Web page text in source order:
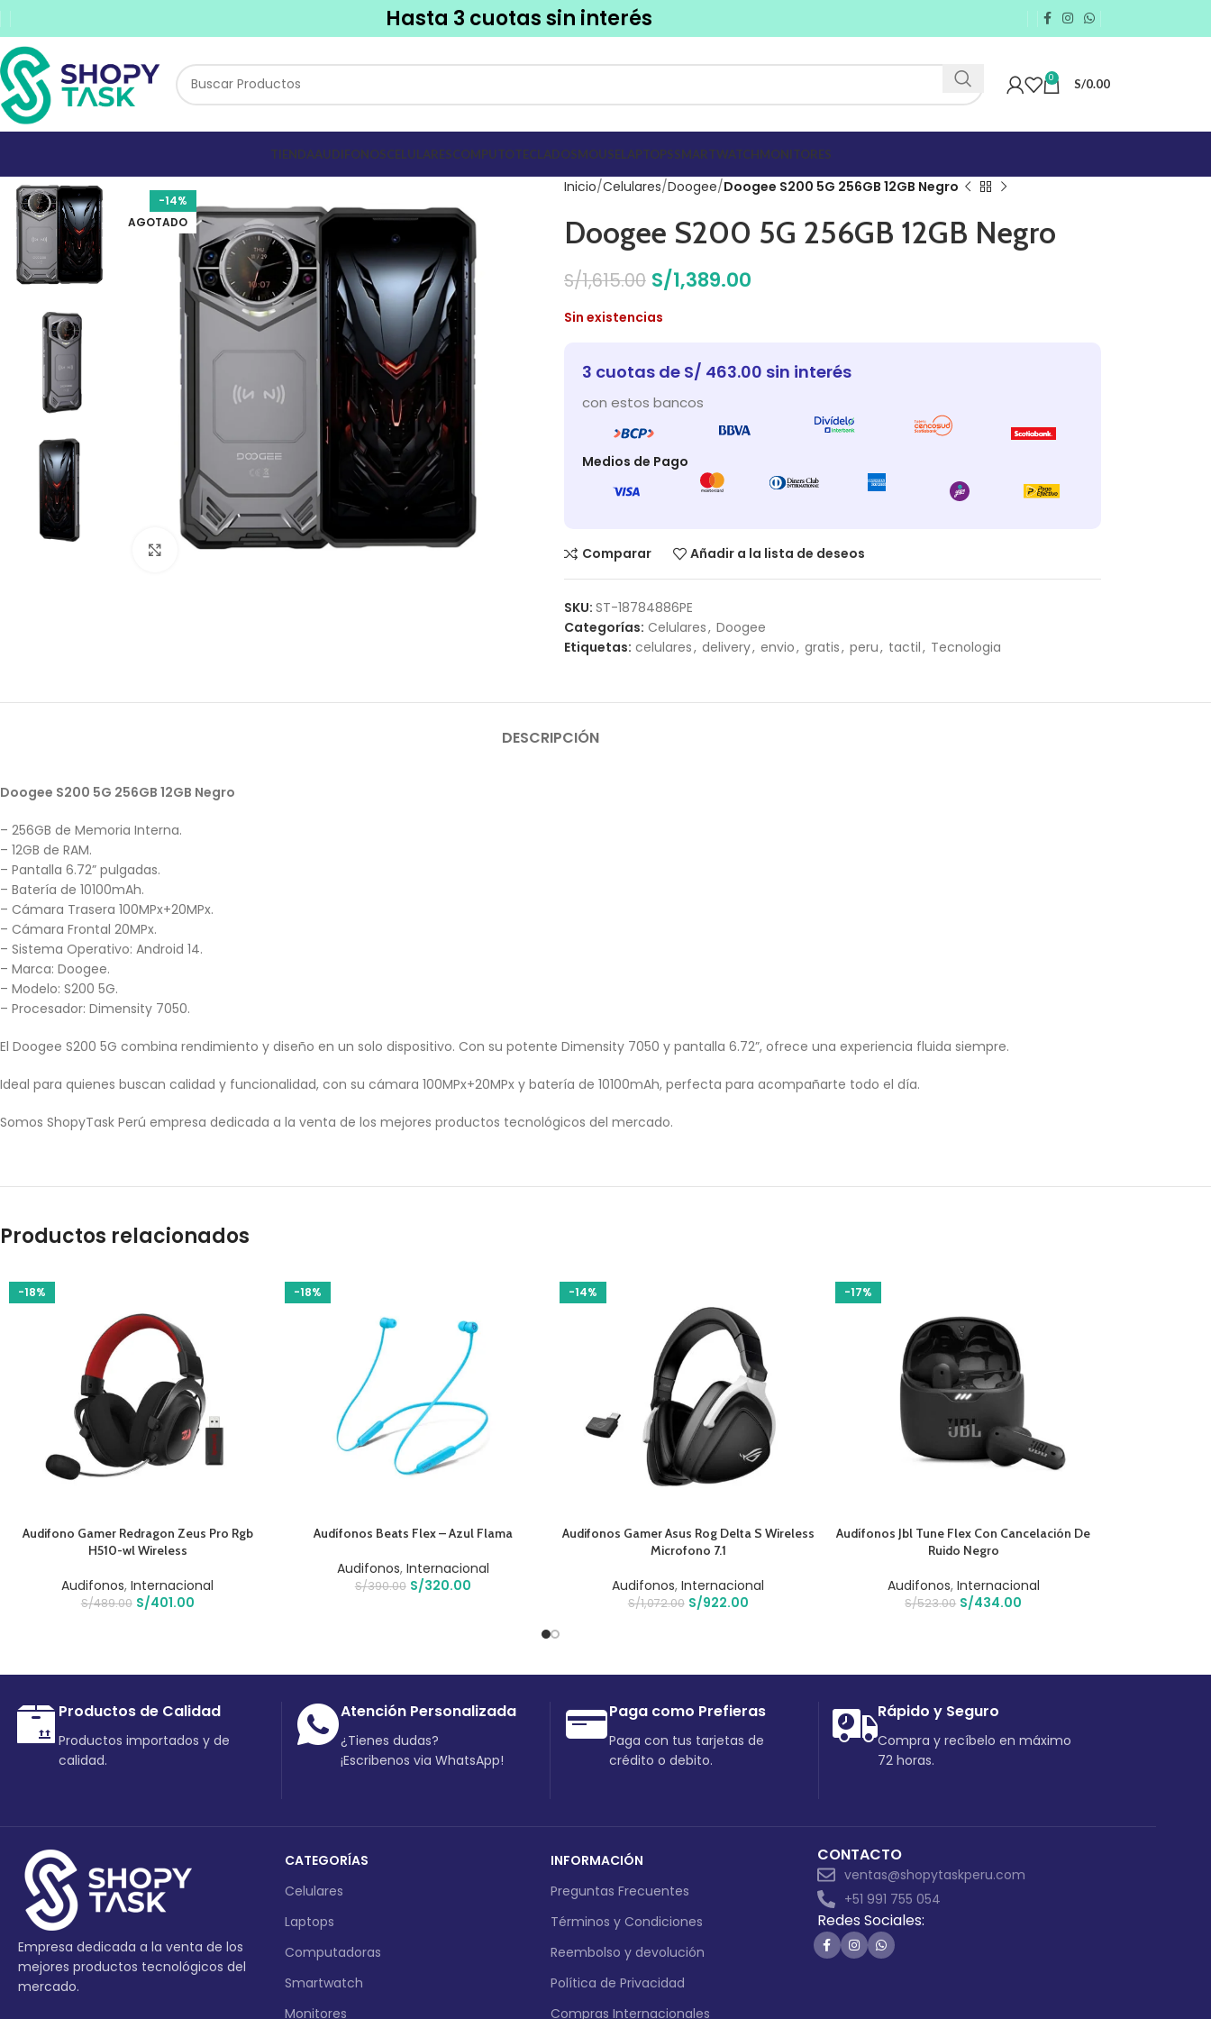
Hasta 3 cuotas sin interés
0 S/0.00
TIENDAAUDIFONOSCELULARESCOMPUTOTECLADOSMOUSELAPTOPSSMARTWATCHMONITORES
-14%
AGOTADO
Click to enlarge
Inicio Celulares Doogee Doogee S200 5G 256GB 12GB Negro
Doogee S200 5G 256GB 12GB Negro
S/1,615.00 S/1,389.00
Sin existencias
3 cuotas de S/ 463.00 sin interés
con estos bancos
Medios de Pago
Comparar Añadir a la lista de deseos
SKU: ST-18784886PE
Categorías: Celulares, Doogee
Etiquetas: celulares, delivery, envio, gratis, peru, tactil, Tecnologia
DESCRIPCIÓN
Doogee S200 5G 256GB 12GB Negro
– 256GB de Memoria Interna.
– 12GB de RAM.
– Pantalla 6.72” pulgadas.
– Batería de 10100mAh.
– Cámara Trasera 100MPx+20MPx.
– Cámara Frontal 20MPx.
– Sistema Operativo: Android 14.
– Marca: Doogee.
– Modelo: S200 5G.
– Procesador: Dimensity 7050.
El Doogee S200 5G combina rendimiento y diseño en un solo dispositivo. Con su potente Dimensity 7050 y pantalla 6.72”, ofrece una experiencia fluida siempre.
Ideal para quienes buscan calidad y funcionalidad, con su cámara 100MPx+20MPx y batería de 10100mAh, perfecta para acompañarte todo el día.
Somos ShopyTask Perú empresa dedicada a la venta de los mejores productos tecnológicos del mercado.
Productos relacionados
-18%
AÑADIR AL CARRITO
Audifono Gamer Redragon Zeus Pro Rgb
H510-wl Wireless
Audifonos,Internacional
S/489.00 S/401.00
-18%
AÑADIR AL CARRITO
Audífonos Beats Flex – Azul Flama
Audifonos, Internacional
S/390.00 S/320.00
-14%
AÑADIR AL CARRITO
Audifonos Gamer Asus Rog Delta S Wireless
Microfono 7.1
Audifonos,Internacional
S/1,072.00 S/922.00
-17%
AÑADIR AL CARRITO
Audífonos Jbl Tune Flex Con Cancelación De
Ruido Negro
Audifonos, Internacional
S/523.00 S/434.00
Productos de Calidad
Productos importados y de
calidad.
Atención Personalizada
¿Tienes dudas?
¡Escribenos via WhatsApp!
Paga como Prefieras
Paga con tus tarjetas de
crédito o debito.
Rápido y Seguro
Compra y recíbelo en máximo
72 horas.
Empresa dedicada a la venta de los
mejores productos tecnológicos del
mercado.
CATEGORÍAS
Celulares
Laptops
Computadoras
Smartwatch
Monitores
INFORMACIÓN
Preguntas Frecuentes
Términos y Condiciones
Reembolso y devolución
Política de Privacidad
Compras Internacionales
CONTACTO
ventas@shopytaskperu.com
+51 991 755 054
Redes Sociales: